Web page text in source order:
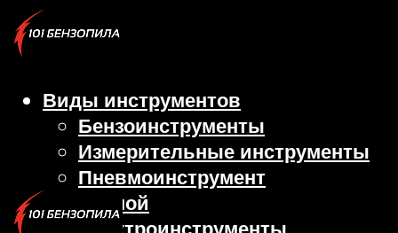
Виды инструментов
Бензоинструменты
Измерительные инструменты
Пневмоинструмент
Ручной